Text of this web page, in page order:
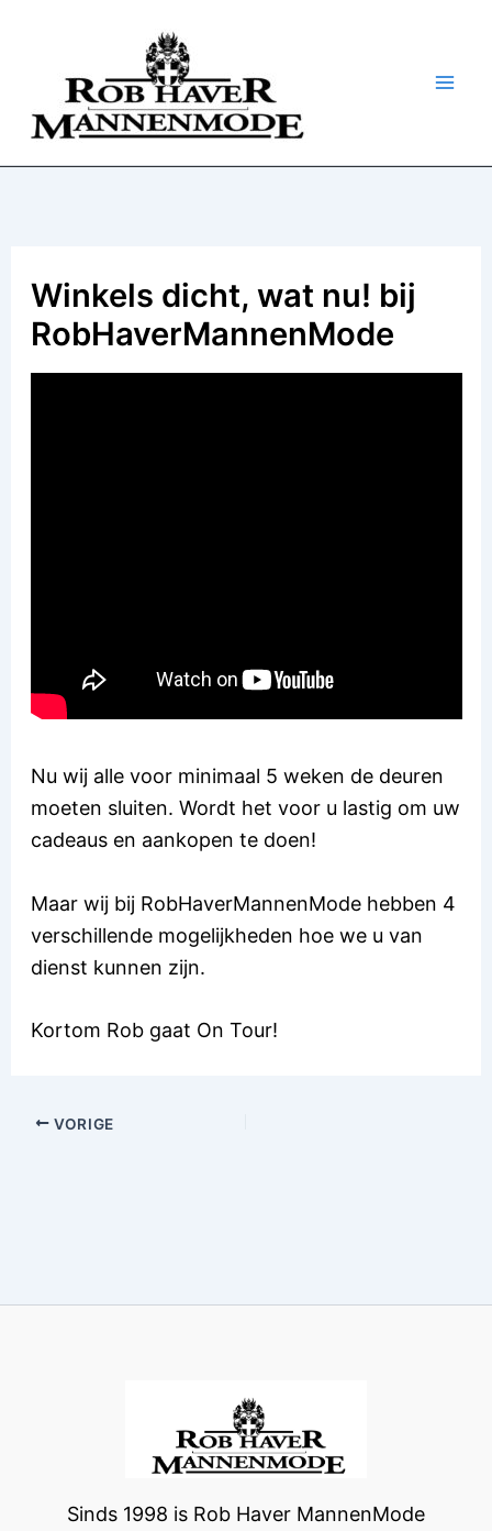
inhoud
Winkels dicht, wat nu! bij
RobHaverMannenMode
Nu wij alle voor minimaal 5 weken de deuren
moeten sluiten. Wordt het voor u lastig om uw
cadeaus en aankopen te doen!
Maar wij bij RobHaverMannenMode hebben 4
verschillende mogelijkheden hoe we u van
dienst kunnen zijn.
Kortom Rob gaat On Tour!
VORIGE
Sinds 1998 is Rob Haver MannenMode